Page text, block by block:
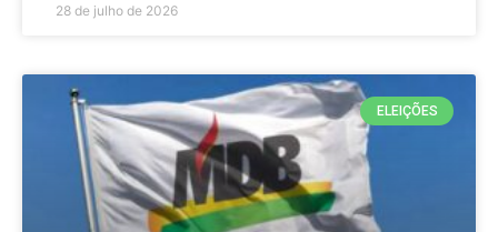
28 de julho de 2026
ELEIÇÕES